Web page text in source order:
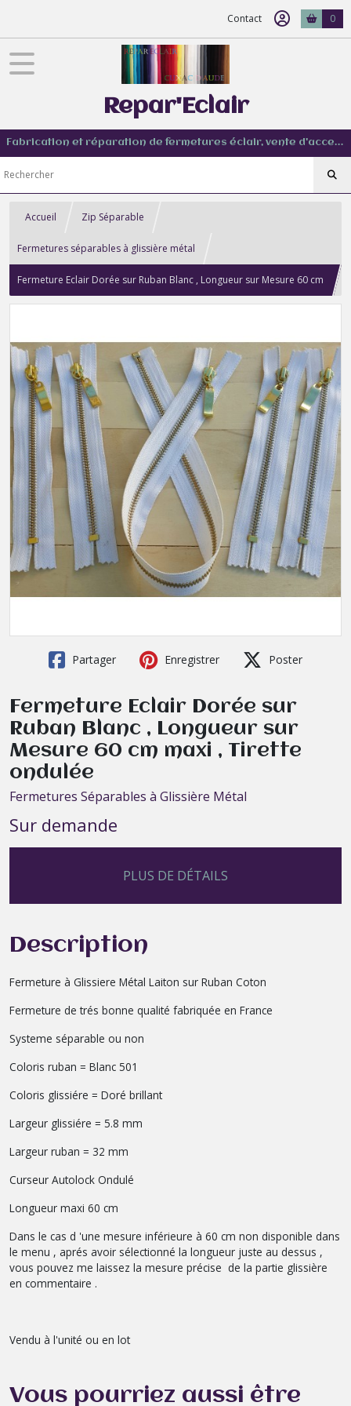
Contact 0
Repar'Eclair
Fabrication et réparation de fermetures éclair, vente d'accessoire couture de tout type
Accueil Zip Séparable
Fermetures séparables à glissière métal
Fermeture Eclair Dorée sur Ruban Blanc , Longueur sur Mesure 60 cm
Partager Enregistrer Poster
Fermeture Eclair Dorée sur
Ruban Blanc , Longueur sur
Mesure 60 cm maxi , Tirette
ondulée
Fermetures Séparables à Glissière Métal
Sur demande
PLUS DE DÉTAILS
Description
Fermeture à Glissiere Métal Laiton sur Ruban Coton
Fermeture de trés bonne qualité fabriquée en France
Systeme séparable ou non
Coloris ruban = Blanc 501
Coloris glissiére = Doré brillant
Largeur glissiére = 5.8 mm
Largeur ruban = 32 mm
Curseur Autolock Ondulé
Longueur maxi 60 cm
Dans le cas d 'une mesure inférieure à 60 cm non disponible dans
le menu , aprés avoir sélectionné la longueur juste au dessus ,
vous pouvez me laissez la mesure précise de la partie glissière
en commentaire .
Vendu à l'unité ou en lot
Vous pourriez aussi être